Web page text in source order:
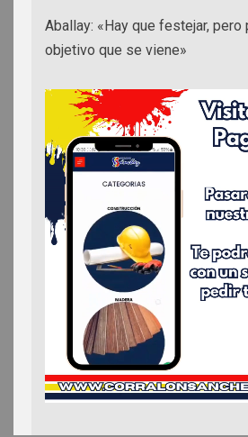
Aballay: «Hay que festejar, pero
objetivo que se viene»